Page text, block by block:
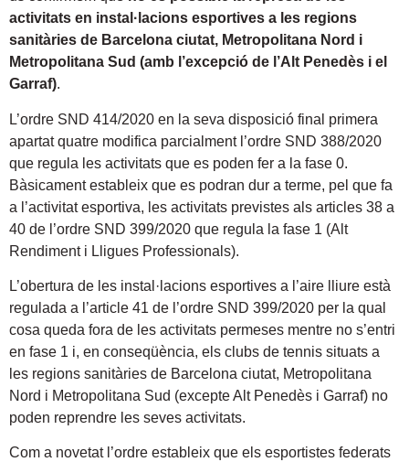
activitats en instal·lacions esportives a les regions
sanitàries de Barcelona ciutat, Metropolitana Nord i
Metropolitana Sud (amb l’excepció de l’Alt Penedès i el
Garraf).
L’ordre SND 414/2020 en la seva disposició final primera
apartat quatre modifica parcialment l’ordre SND 388/2020
que regula les activitats que es poden fer a la fase 0.
Bàsicament estableix que es podran dur a terme, pel que fa
a l’activitat esportiva, les activitats previstes als articles 38 a
40 de l’ordre SND 399/2020 que regula la fase 1 (Alt
Rendiment i Lligues Professionals).
L’obertura de les instal·lacions esportives a l’aire lliure està
regulada a l’article 41 de l’ordre SND 399/2020 per la qual
cosa queda fora de les activitats permeses mentre no s’entri
en fase 1 i, en conseqüència, els clubs de tennis situats a
les regions sanitàries de Barcelona ciutat, Metropolitana
Nord i Metropolitana Sud (excepte Alt Penedès i Garraf) no
poden reprendre les seves activitats.
Com a novetat l’ordre estableix que els esportistes federats